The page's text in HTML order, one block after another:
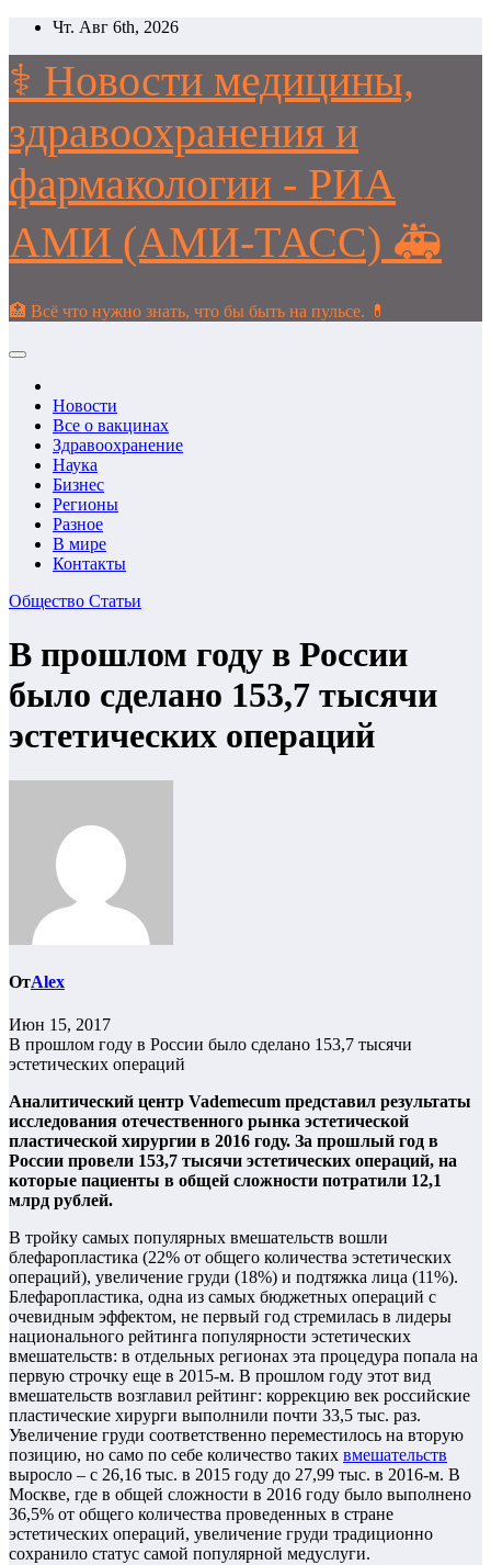
Перейти
содержимому
Чт. Авг 6th, 2026
⚕️ Новости медицины,
здравоохранения и
фармакологии - РИА
АМИ (АМИ-ТАСС) 🚑
🏥 Всё что нужно знать, что бы быть на пульсе. 💊
Новости
Все о вакцинах
Здравоохранение
Наука
Бизнес
Регионы
Разное
В мире
Контакты
Общество Статьи
В прошлом году в России
было сделано 153,7 тысячи
эстетических операций
ОтAlex
Июн 15, 2017
В прошлом году в России было сделано 153,7 тысячи
эстетических операций
Аналитический центр Vademecum представил результаты
исследования отечественного рынка эстетической
пластической хирургии в 2016 году. За прошлый год в
России провели 153,7 тысячи эстетических операций, на
которые пациенты в общей сложности потратили 12,1
млрд рублей.
В тройку самых популярных вмешательств вошли
блефаропластика (22% от общего количества эстетических
операций), увеличение груди (18%) и подтяжка лица (11%).
Блефаропластика, одна из самых бюджетных операций с
очевидным эффектом, не первый год стремилась в лидеры
национального рейтинга популярности эстетических
вмешательств: в отдельных регионах эта процедура попала на
первую строчку еще в 2015-м. В прошлом году этот вид
вмешательств возглавил рейтинг: коррекцию век российские
пластические хирурги выполнили почти 33,5 тыс. раз.
Увеличение груди соответственно переместилось на вторую
позицию, но само по себе количество таких вмешательств
выросло – с 26,16 тыс. в 2015 году до 27,99 тыс. в 2016-м. В
Москве, где в общей сложности в 2016 году было выполнено
36,5% от общего количества проведенных в стране
эстетических операций, увеличение груди традиционно
сохранило статус самой популярной медуслуги.